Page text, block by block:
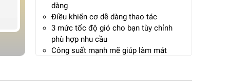
dàng
Điều khiển cơ dễ dàng thao tác
3 mức tốc độ gió cho bạn tùy chỉnh
phù hợp nhu cầu
Công suất mạnh mẽ giúp làm mát